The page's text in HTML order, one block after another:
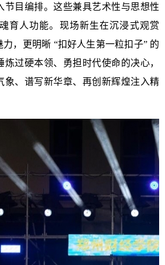
节目编排。这些兼具艺术性与思想性
育人功能。现场新生在沉浸式观赏
，更明晰 “扣好人生第一粒扣子” 的
过硬本领、勇担时代使命的决心，
象、谱写新华章、再创新辉煌注入精